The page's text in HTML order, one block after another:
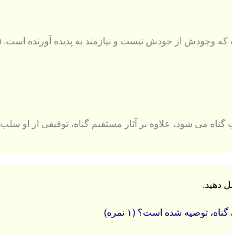
وجودش از خودش نیست و نیازمند به پدیده آورنده است.
می شود، علاوه بر آثار مستقیم گناه، توفیقی از او
دهید.
توصیه شده است؟ (۱ نمره)